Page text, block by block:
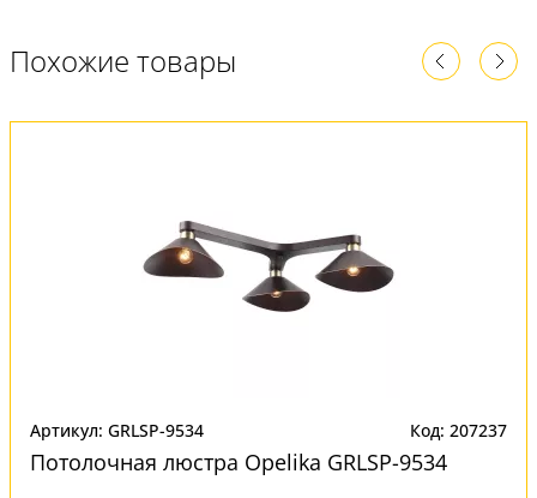
Похожие товары
Артикул: GRLSP-9534 Код: 207237
Потолочная люстра Opelika GRLSP-9534